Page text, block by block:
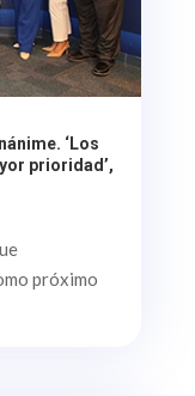
‘Los
prioridad’,
próximo